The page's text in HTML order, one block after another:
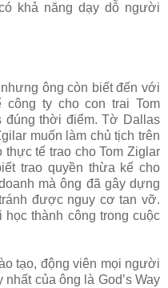
khả năng dạy dỗ người
ông còn biết đến với
công ty cho con trai Tom
đúng thời điểm. Tờ Dallas
muốn làm chủ tịch trên
tế trao cho Tom Ziglar
trao quyền thừa kế cho
mà ông đã gây dựng
được nguy cơ tan vỡ.
thành công trong cuộc
tạo, động viên mọi người
của ông là God’s Way